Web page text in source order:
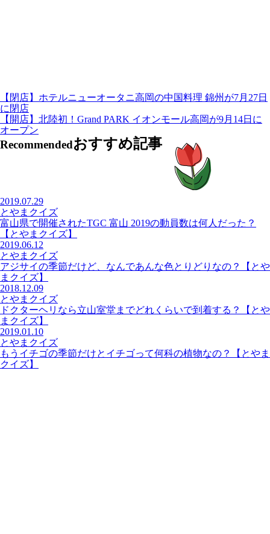
【閉店】ホテルニューオータニ高岡の中国料理 錦州が7月27日
に閉店
【開店】北陸初！Grand PARK イオンモール高岡が9月14日に
オープン
Recommendedおすすめ記事
2019.07.29
とやまクイズ
富山県で開催されたTGC 富山 2019の動員数は何人だった？
【とやまクイズ】
2019.06.12
とやまクイズ
アジサイの季節だけど、なんであんな色とりどりなの？【とや
まクイズ】
2018.12.09
とやまクイズ
ドクターヘリなら立山室堂までどれくらいで到着する？【とや
まクイズ】
2019.01.10
とやまクイズ
もうイチゴの季節だけとイチゴって何科の植物なの？【とやま
クイズ】